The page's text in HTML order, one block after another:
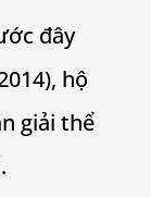
đây
hộ
giải thể